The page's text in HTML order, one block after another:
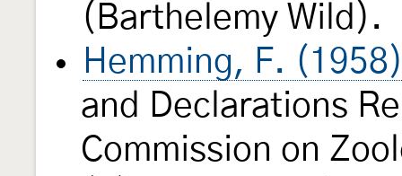
(Barthelemy Wild).
Hemming, F.
and Declarations
Commission on